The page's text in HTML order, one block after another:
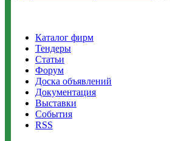
Каталог фирм
Тендеры
Статьи
Форум
Доска объявлений
Документация
Выставки
События
RSS